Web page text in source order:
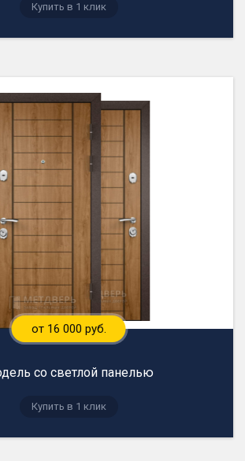
Купить в 1 клик
от 16 000 руб.
со светлой панелью
Купить в 1 клик